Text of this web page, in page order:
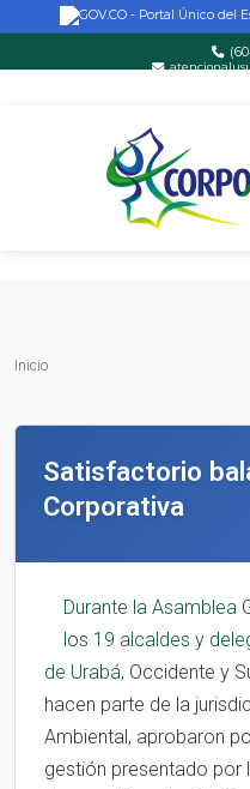
Saltar al contenido
Inicio
Satisfactorio
Corporativa
Durante la Asamblea
los 19 alcaldes y
de Urabá, Occidente y
hacen parte de la
Ambiental, aprobaron
gestión presentado por